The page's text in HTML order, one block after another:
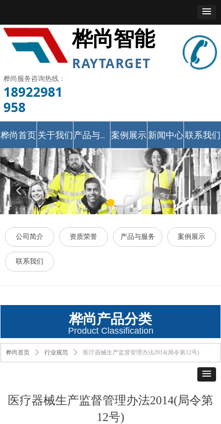
넳 넲
桦尚智能
桦尚服务咨询热线：
18922981
958
桦尚首页 关于我们 产品与服务 案例展示 新闻中心联系我们
RAYTARGET
医疗器械生产监督管理办法2014(局令第
12号)
桦尚产品分类
Product Classification
公司简介 资质荣誉 产品与服务 案例展示
联系我们
桦尚首页 ꄲ 行业规范 ꄲ 医疗器械生产监督管理办法2014(局令第12号)